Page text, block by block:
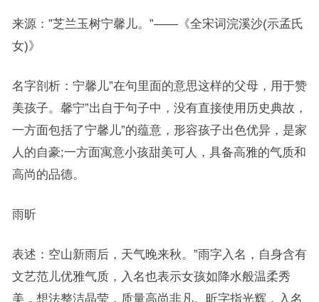
来源：”芝兰玉树宁馨儿。”——《全宋词浣溪沙(示孟氏
女)》
名字剖析：宁馨儿”在句里面的意思这样的父母，用于赞
美孩子。馨宁”出自于句子中，没有直接使用历史典故，
一方面包括了宁馨儿”的蕴意，形容孩子出色优异，是家
人的自豪;一方面寓意小孩甜美可人，具备高雅的气质和
高尚的品德。
雨昕
表述：空山新雨后，天气晚来秋。”雨字入名，自身含有
文艺范儿优雅气质，入名也表示女孩如降水般温柔秀
美，想法整洁晶莹，质量高尚非凡。昕字指光辉，入名